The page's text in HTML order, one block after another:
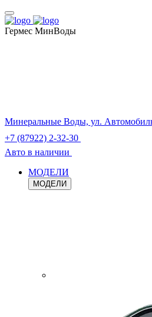
Гермес МинВоды
Минеральные Воды, ул.
+7 (87922) 2-32-30
Авто в наличии
МОДЕЛИ
МОДЕЛИ